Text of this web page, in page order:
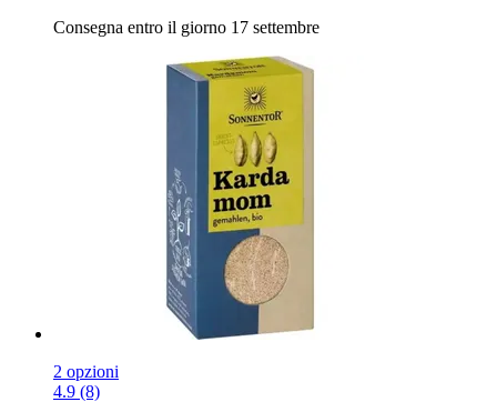
Consegna entro il giorno 17 settembre
2 opzioni
4.9 (8)